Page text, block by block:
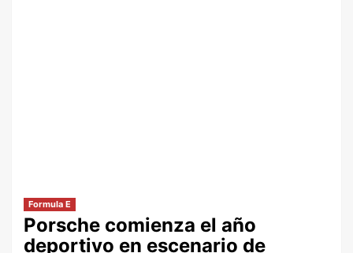
Formula E
Porsche comienza el año
deportivo en escenario de